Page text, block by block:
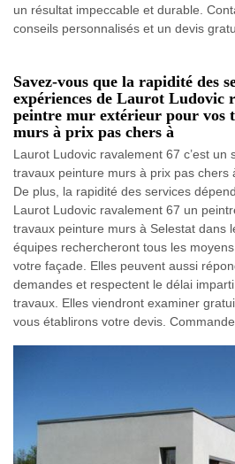
un résultat impeccable et durable.
conseils personnalisés et un devis
Savez-vous que la rapidité des
expériences de Laurot Ludovic
peintre mur extérieur pour vos
murs à prix pas chers à
Laurot Ludovic ravalement 67 c’est un
travaux peinture murs à prix pas chers
De plus, la rapidité des services
Laurot Ludovic ravalement 67 un
travaux peinture murs à Selestat dans
équipes rechercheront tous les
votre façade. Elles peuvent aussi
demandes et respectent le délai
travaux. Elles viendront examiner
vous établirons votre devis.